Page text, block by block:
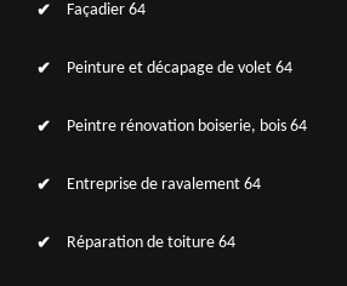
Façadier 64
Peinture et décapage de volet 64
Peintre rénovation boiserie, bois 64
Entreprise de ravalement 64
Réparation de toiture 64